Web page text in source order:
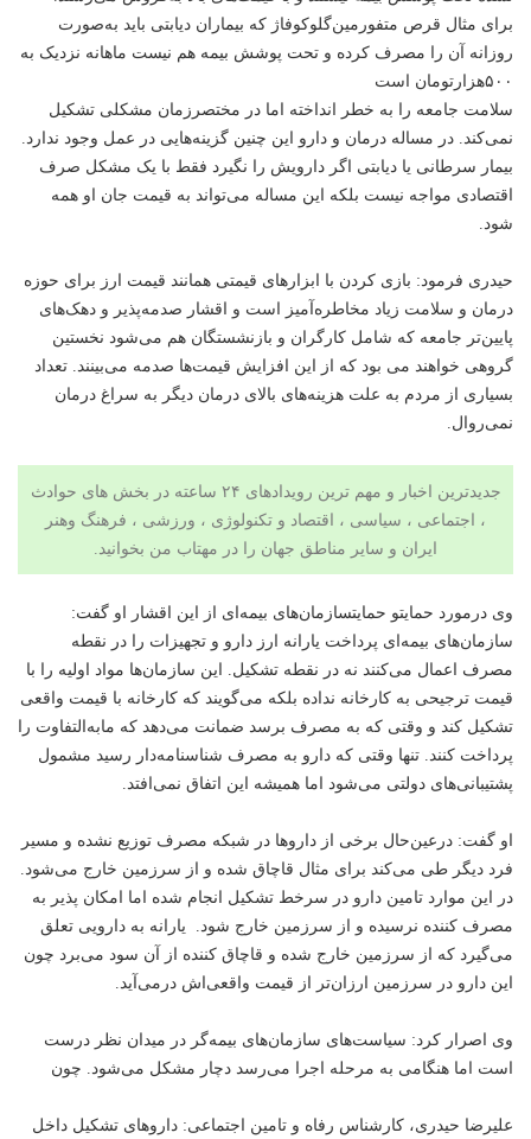
برای مثال قرص متفورمین‌گلوکوفاژ که بیماران دیابتی باید به‌صورت
روزانه آن را مصرف کرده و تحت پوشش بیمه هم نیست ماهانه نزدیک به
۵۰۰‌هزارتومان است
سلامت جامعه را به خطر انداخته اما در مختصر‌زمان مشکلی تشکیل
نمی‌کند. در مساله درمان و دارو این چنین گزینه‌هایی در عمل وجود ندارد.
بیمار سرطانی یا دیابتی اگر دارویش را نگیرد فقط با یک مشکل صرف
اقتصادی مواجه نیست بلکه این مساله می‌تواند به قیمت جان او همه
شود.
حیدری فرمود: بازی کردن با ابزارهای قیمتی همانند قیمت ارز برای حوزه
درمان و سلامت زیاد مخاطره‌آمیز است و اقشار صدمه‌پذیر و دهک‌های
پایین‌تر جامعه که شامل کارگران و بازنشستگان هم می‌شود نخستین
گروهی خواهند می بود که از این افزایش قیمت‌ها صدمه می‌بینند. تعداد
بسیاری از مردم به علت هزینه‌های بالای درمان دیگر به سراغ درمان
نمی‌روال.
جدیدترین اخبار و مهم ترین رویدادهای ۲۴ ساعته در بخش های حوادث
، اجتماعی ، سیاسی ، اقتصاد و تکنولوژی ، ورزشی ، فرهنگ وهنر
ایران و سایر مناطق جهان را در مهتاب من بخوانید.
وی درمورد حمایتو حمایتسازمان‌های بیمه‌ای از این اقشار او گفت:
سازمان‌های بیمه‌ای پرداخت یارانه ارز دارو و تجهیزات را در نقطه
مصرف اعمال می‌کنند نه در نقطه تشکیل. این سازمان‌ها مواد اولیه را با
قیمت ترجیحی به کارخانه نداده بلکه می‌گویند که کارخانه با قیمت واقعی
تشکیل کند و وقتی که به مصرف برسد ضمانت می‌دهد که مابه‌التفاوت را
پرداخت کنند. تنها وقتی که دارو به مصرف شناسنامه‌دار رسید مشمول
پشتیبانی‌های دولتی می‌شود اما همیشه این اتفاق نمی‌افتد.
او گفت: درعین‌حال برخی از داروها در شبکه مصرف توزیع نشده و مسیر
فرد دیگر طی می‌کند برای مثال قاچاق شده و از سرزمین خارج می‌شود.
در این موارد تامین دارو در سرخط تشکیل انجام شده اما امکان پذیر به
مصرف کننده نرسیده و از سرزمین خارج شود. یارانه به دارویی تعلق
می‌گیرد که از سرزمین خارج شده و قاچاق کننده از آن سود می‌برد چون
این دارو در سرزمین ارزان‌تر از قیمت واقعی‌اش درمی‌آید.
وی اصرار کرد: سیاست‌های سازمان‌های بیمه‌گر در میدان نظر درست
است اما هنگامی به مرحله اجرا می‌رسد دچار مشکل می‌شود. چون
علیرضا حیدری، کارشناس رفاه و تامین اجتماعی: داروهای تشکیل داخل